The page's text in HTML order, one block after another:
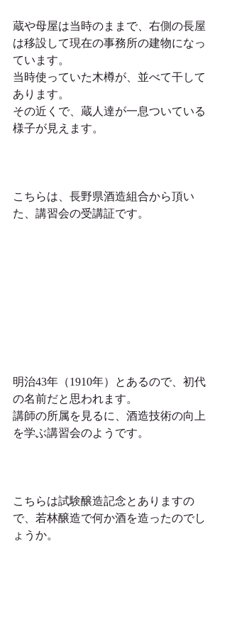
蔵や母屋は当時のままで、右側の長屋
は移設して現在の事務所の建物になっ
ています。
当時使っていた木樽が、並べて干して
あります。
その近くで、蔵人達が一息ついている
様子が見えます。
こちらは、長野県酒造組合から頂い
た、講習会の受講証です。
明治43年（1910年）とあるので、初代
の名前だと思われます。
講師の所属を見るに、酒造技術の向上
を学ぶ講習会のようです。
こちらは試験醸造記念とありますの
で、若林醸造で何か酒を造ったのでし
ょうか。